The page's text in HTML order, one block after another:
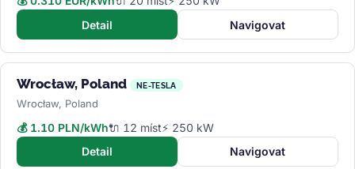
Detail
Navigovat
Wrocław, Poland NE-TESLA
Wrocław, Poland
💰 1.10 PLN/kWh🔌 12 míst⚡ 250 kW
Detail
Navigovat